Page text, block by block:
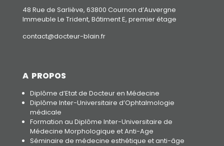
48 Rue de Sarliève, 63800 Cournon d’Auvergne
Immeuble Le Trident, Bâtiment E, premier étage
contact@docteur-blain.fr
A PROPOS
Diplôme d’Etat de Docteur en Médecine
Diplôme Inter-Universitaire d’Ophtalmologie
médicale
Formation au Diplôme Inter-Universitaire de
Médecine Morphologique et Anti-Age
Séminaire de médecine esthétique et anti-âge